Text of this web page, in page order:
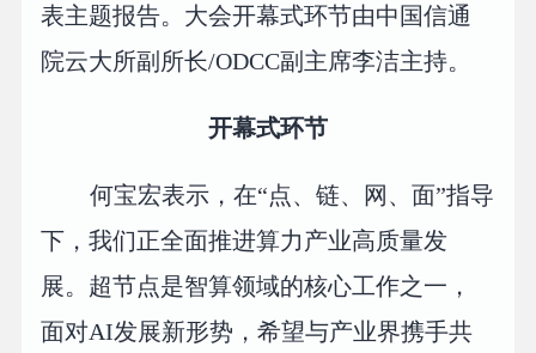
表主题报告。大会开幕式环节由中国信通
院云大所副所长/ODCC副主席李洁主持。
开幕式环节
何宝宏表示，在“点、链、网、面”指导
下，我们正全面推进算力产业高质量发
展。超节点是智算领域的核心工作之一，
面对AI发展新形势，希望与产业界携手共